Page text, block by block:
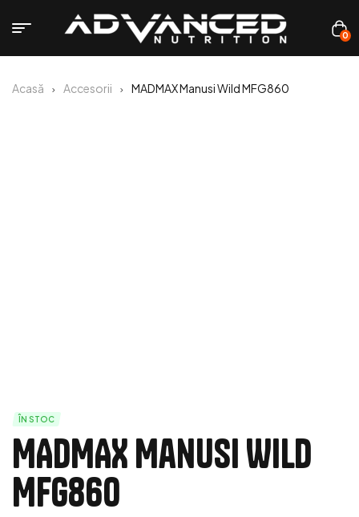
0
Acasă Accesorii MADMAX Manusi Wild MFG860
ÎN STOC
MADMAX Manusi Wild
MFG860